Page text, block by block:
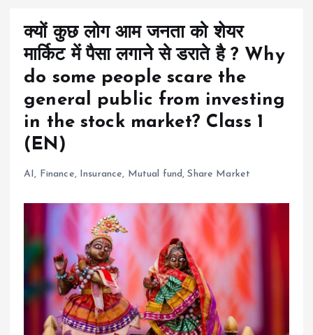
क्यों कुछ लोग आम जनता को शेयर
मार्किट में पैसा लगाने से डराते है ? Why
do some people scare the
general public from investing
in the stock market? Class 1
(EN)
AI, Finance, Insurance, Mutual fund,Share Market